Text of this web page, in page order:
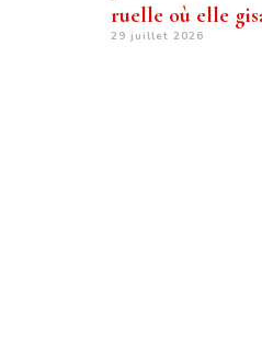
ruelle où elle
29 juillet 2026